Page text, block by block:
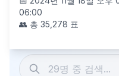
06:00
👥 총 35,278 표